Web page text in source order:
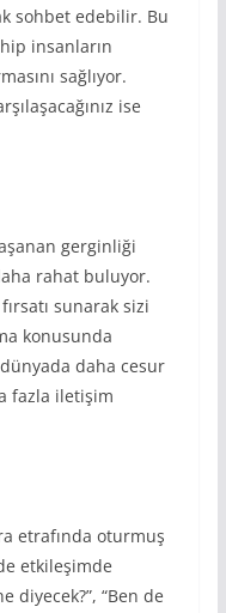
sohbet edebilir. Bu
insanların
sağlıyor.
ise
gerginliği
rahat buluyor.
sunarak sizi
konusunda
daha cesur
fazla iletişim
etrafında oturmuş
etkileşimde
diyecek?”, “Ben de